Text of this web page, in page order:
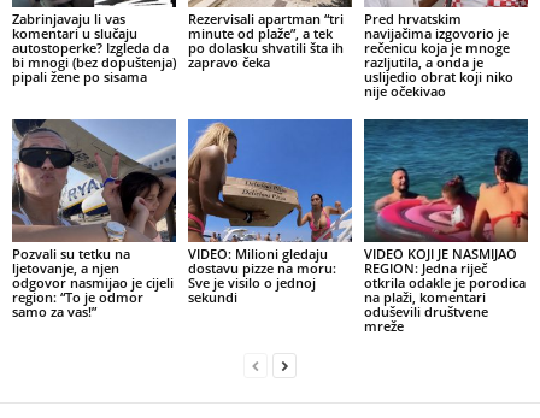
Zabrinjavaju li vas
komentari u slučaju
autostoperke? Izgleda da
bi mnogi (bez dopuštenja)
pipali žene po sisama
Rezervisali apartman “tri
minute od plaže”, a tek
po dolasku shvatili šta ih
zapravo čeka
Pred hrvatskim
navijačima izgovorio je
rečenicu koja je mnoge
razljutila, a onda je
uslijedio obrat koji niko
nije očekivao
Pozvali su tetku na
ljetovanje, a njen
odgovor nasmijao je cijeli
region: “To je odmor
samo za vas!”
VIDEO: Milioni gledaju
dostavu pizze na moru:
Sve je visilo o jednoj
sekundi
VIDEO KOJI JE NASMIJAO
REGION: Jedna riječ
otkrila odakle je porodica
na plaži, komentari
oduševili društvene
mreže